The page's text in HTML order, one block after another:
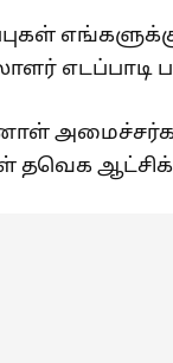
எடப்பாடி
தவெக